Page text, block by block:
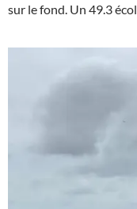
sur le fond. Un 49.3